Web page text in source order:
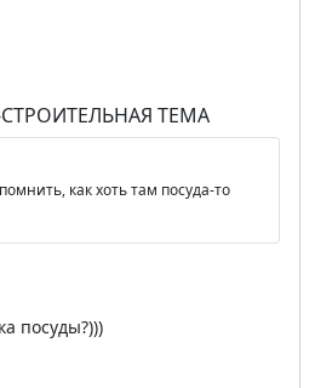
ТЕМА
как хоть там посуда-то
посуды?)))